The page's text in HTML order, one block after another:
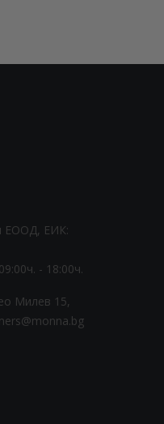
ЕООД, ЕИК:
- 18:00ч.
Милев 15,